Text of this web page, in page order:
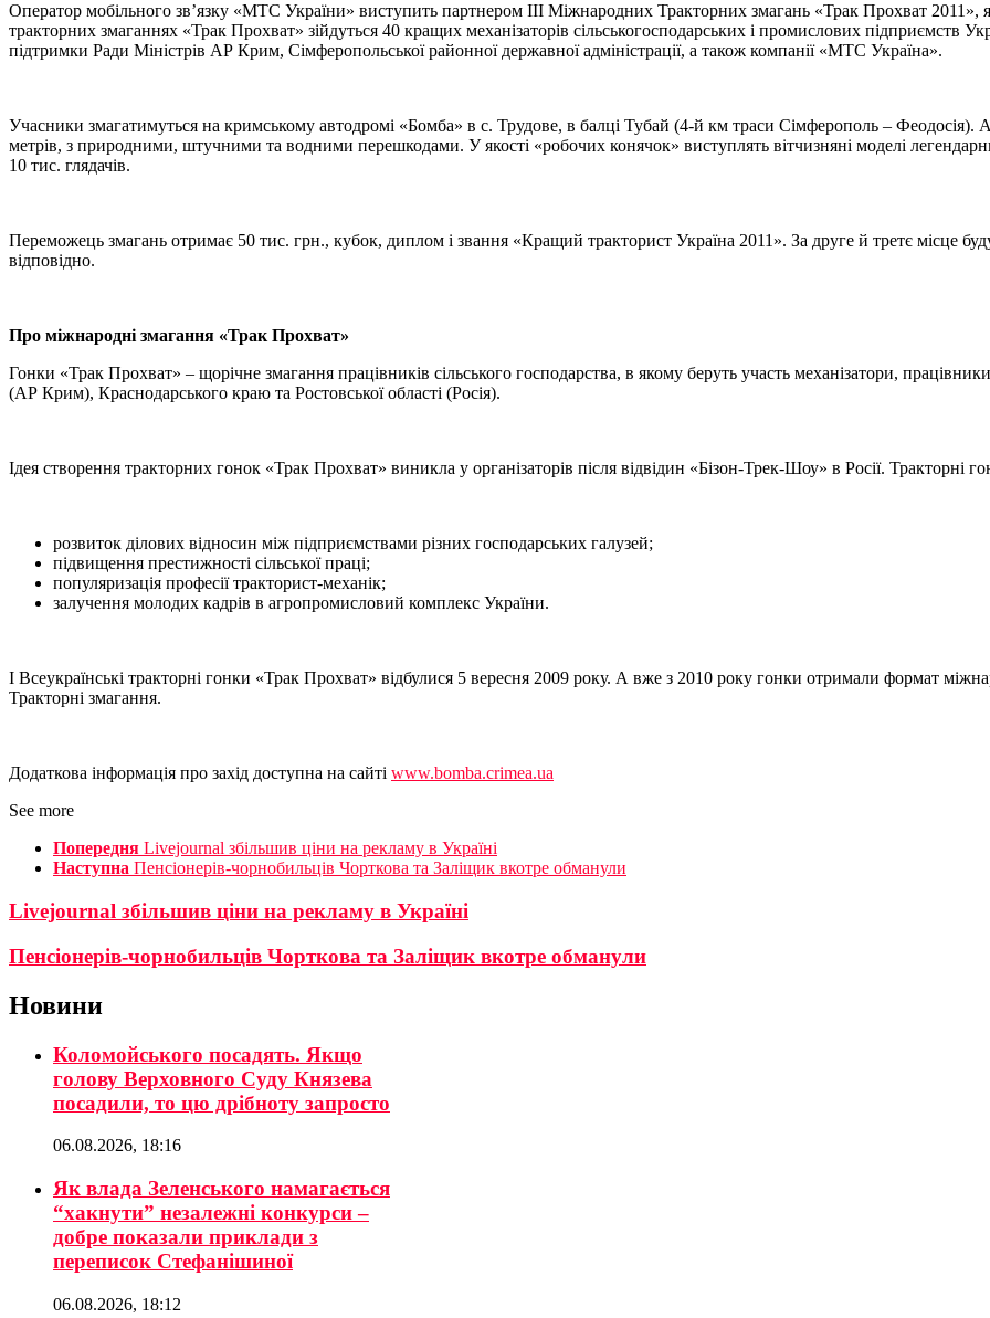
Оператор мобільного зв’язку «МТС України» виступить партнером III Міжнародних Тракторних змагань «Трак Прохват 2011»,
тракторних змаганнях «Трак Прохват» зійдуться 40 кращих механізаторів сільськогосподарських і промислових підприємств
підтримки Ради Міністрів АР Крим, Сімферопольської районної державної адміністрації, а також компанії «МТС Україна».
Учасники змагатимуться на кримському автодромі «Бомба» в с. Трудове, в балці Тубай (4-й км траси Сімферополь –
метрів, з природними, штучними та водними перешкодами. У якості «робочих конячок» виступлять вітчизняні моделі
10 тис. глядачів.
Переможець змагань отримає 50 тис. грн., кубок, диплом і звання «Кращий тракторист Україна 2011». За друге й третє місце
відповідно.
Про міжнародні змагання «Трак Прохват»
Гонки «Трак Прохват» – щорічне змагання працівників сільського господарства, в якому беруть участь механізатори,
(АР Крим), Краснодарського краю та Ростовської області (Росія).
Ідея створення тракторних гонок «Трак Прохват» виникла у організаторів після відвідин «Бізон-Трек-Шоу» в Росії. Тракторні
розвиток ділових відносин між підприємствами різних господарських галузей;
підвищення престижності сільської праці;
популяризація професії тракторист-механік;
залучення молодих кадрів в агропромисловий комплекс України.
I Всеукраїнські тракторні гонки «Трак Прохват» відбулися 5 вересня 2009 року. А вже з 2010 року гонки отримали формат
Тракторні змагання.
Додаткова інформація про захід доступна на сайті www.bomba.crimea.ua
See more
Попередня Livejournal збільшив ціни на рекламу в Україні
Наступна Пенсіонерів-чорнобильців Чорткова та Заліщик вкотре обманули
Livejournal збільшив ціни на рекламу в Україні
Пенсіонерів-чорнобильців Чорткова та Заліщик вкотре обманули
Новини
Коломойського посадять. Якщо
голову Верховного Суду Князева
посадили, то цю дрібноту запросто
06.08.2026, 18:16
Як влада Зеленського намагається
“хакнути” незалежні конкурси –
добре показали приклади з
переписок Стефанішиної
06.08.2026, 18:12